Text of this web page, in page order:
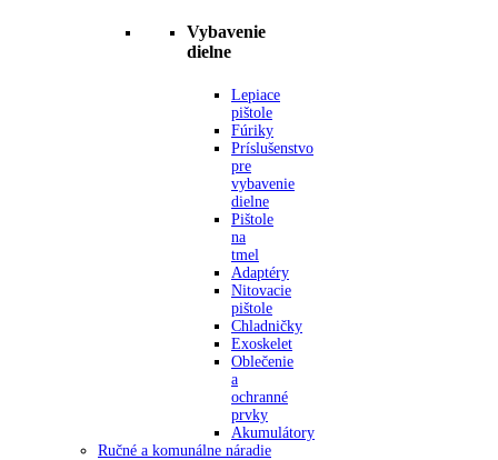
Vybavenie
dielne
Lepiace
pištole
Fúriky
Príslušenstvo
pre
vybavenie
dielne
Pištole
na
tmel
Adaptéry
Nitovacie
pištole
Chladničky
Exoskelet
Oblečenie
a
ochranné
prvky
Akumulátory
Ručné a komunálne náradie